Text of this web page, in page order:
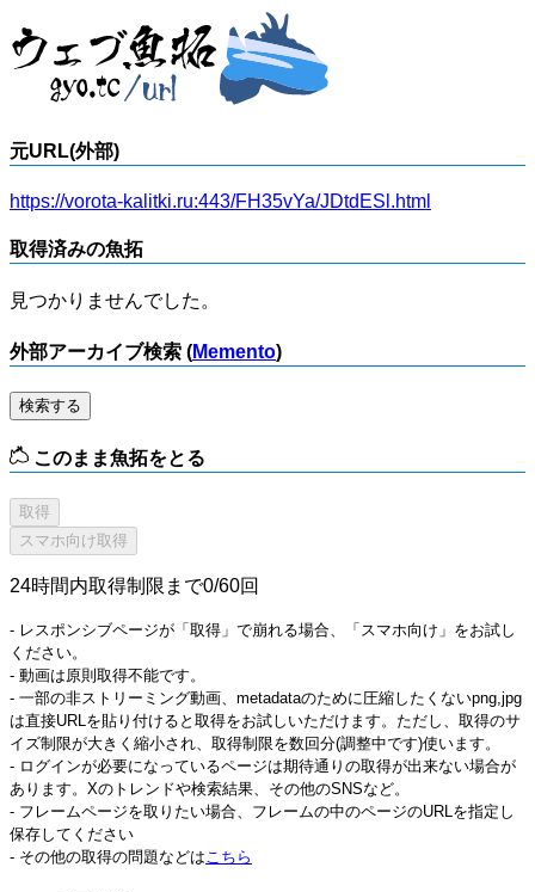
元URL(外部)
https://vorota-kalitki.ru:443/FH35vYa/JDtdESl.html
取得済みの魚拓
見つかりませんでした。
外部アーカイブ検索 (Memento)
検索する
このまま魚拓をとる
24時間内取得制限まで0/60回
- レスポンシブページが「取得」で崩れる場合、「スマホ向け」をお試し
ください。
- 動画は原則取得不能です。
- 一部の非ストリーミング動画、metadataのために圧縮したくないpng,jpg
は直接URLを貼り付けると取得をお試しいただけます。ただし、取得のサ
イズ制限が大きく縮小され、取得制限を数回分(調整中です)使います。
- ログインが必要になっているページは期待通りの取得が出来ない場合が
あります。Xのトレンドや検索結果、その他のSNSなど。
- フレームページを取りたい場合、フレームの中のページのURLを指定し
保存してください
- その他の取得の問題などはこちら